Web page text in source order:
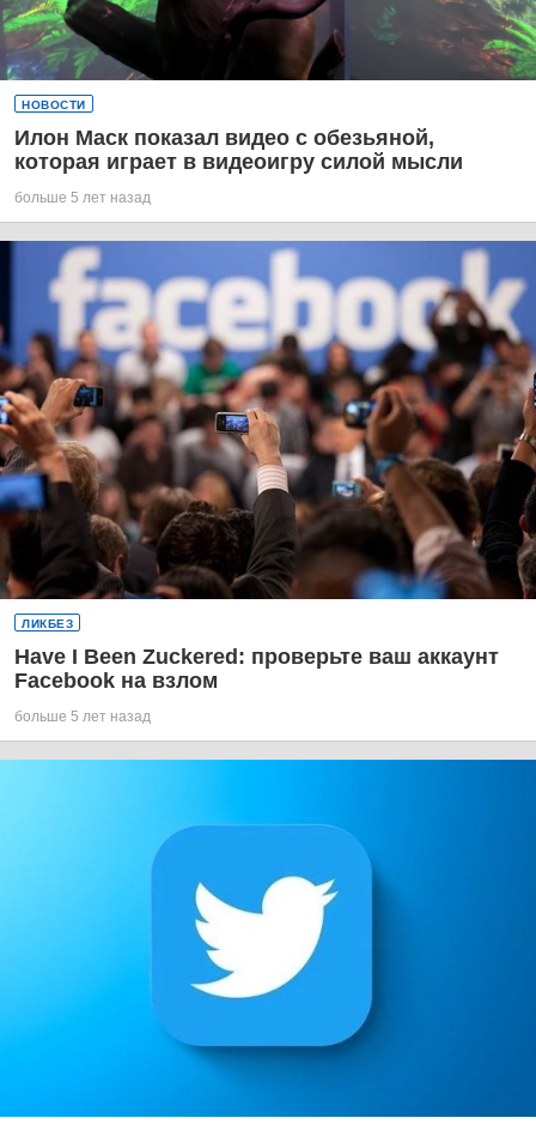
НОВОСТИ
Илон Маск показал видео с обезьяной,
которая играет в видеоигру силой мысли
больше 5 лет назад
ЛИКБЕЗ
Have I Been Zuckered: проверьте ваш аккаунт
Facebook на взлом
больше 5 лет назад